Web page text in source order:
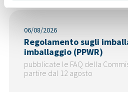
06/08/2026
Regolamento sugli
imballaggio (PPWR)
pubblicate le FAQ della
partire dal 12 agosto